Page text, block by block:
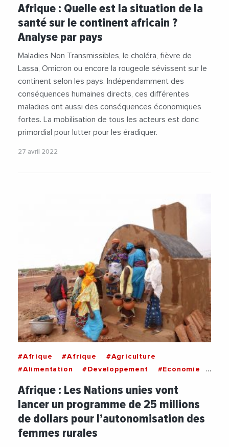
#Centrafrique
#Cholera
#Covid19
#Developpement
#Diabete
#Economie
#Epidemie
#Fievre
#Ghana
#Guineeequatoriale
#Lesotho
#Liberia
#Malawi
#Mali
#NationsUnies
#Niger #Nigeria
#Norvege
#OMS
#ONU #Pandemie #Sante
#Tchad
#Vaccin
Afrique : Quelle est la situation de la
santé sur le continent africain ?
Analyse par pays
Maladies Non Transmissibles, le choléra, fièvre de
Lassa, Omicron ou encore la rougeole sévissent sur le
continent selon les pays. Indépendamment des
conséquences humaines directs, ces différentes
maladies ont aussi des conséquences économiques
fortes. La mobilisation de tous les acteurs est donc
primordial pour lutter pour les éradiquer.
27 avril 2022
#Afrique #Afrique
#Agriculture
#Alimentation
#Developpement
#Economie
#Liberia
#Maputo
#Mozambique
#NationsUnies
#Niger #Norvege
#ONU
#Rwanda
#Suede #Tanzanie #Tunisie
Afrique : Les Nations unies vont
lancer un programme de 25 millions
de dollars pour l’autonomisation des
femmes rurales